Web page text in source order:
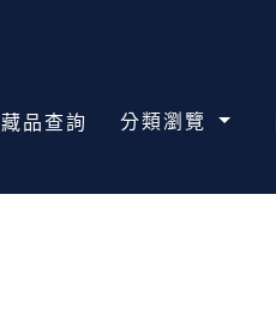
藏品查詢 分類瀏覽